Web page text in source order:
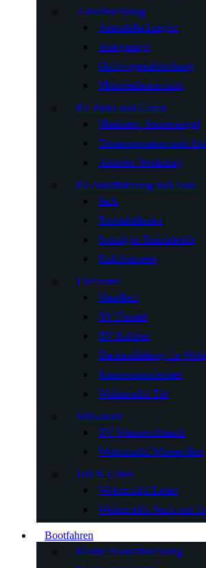
Autoabdeckung
Autoabdeckungen
Autogarage
Golfwagenabdeckung
Motorradunterstand
RV Patio und Garten
Markisen, Sonnensegel
Terrassenmatten und
Anderes Werkzeug
RV-Stabilisierung und Auto
Jack
Radstabilisator
Sonstiges Radzubehör
Stabilisatoren
Türfenster
Handlauf
RV-Fenster
RV-Schloss
Dachentlüftung für
Konzessionsfenster
Wohnmobil-Tür
Süßwasser
RV-Wasserschlauch
Wohnmobil-Wasserfilter
Tritt & Leiter
Wohnmobil-Leiter
Wohnmobil-Stufe und
Bootfahren
Marine Bootsabdeckung